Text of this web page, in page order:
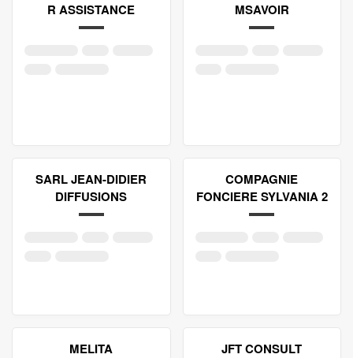
R ASSISTANCE MSAVOIR
SARL JEAN-DIDIER
DIFFUSIONS
COMPAGNIE
FONCIERE SYLVANIA 2
MELITA JFT CONSULT